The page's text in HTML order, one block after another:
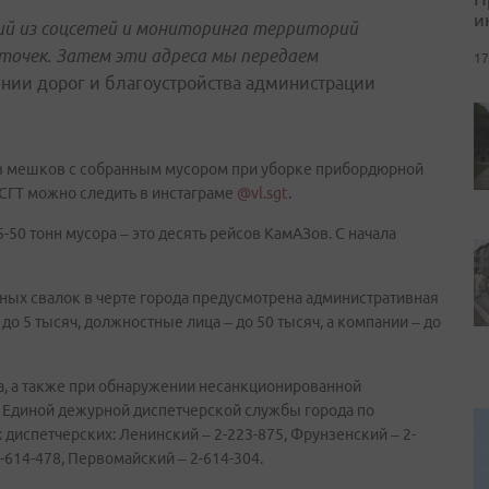
из соцсетей и мониторинга территорий
Затем эти адреса мы передаем
дорог и благоустройства администрации
мешков с собранным мусором при уборке прибордюрной
можно следить в инстаграме @vl.sgt.
тонн мусора – это десять рейсов КамАЗов. С начала
свалок в черте города предусмотрена административная
5 тысяч, должностные лица – до 50 тысяч, а компании – до
а также при обнаружении несанкционированной
дежурной диспетчерской службы города по
Ленинский – 2-223-875, Фрунзенский – 2-
478, Первомайский – 2-614-304.